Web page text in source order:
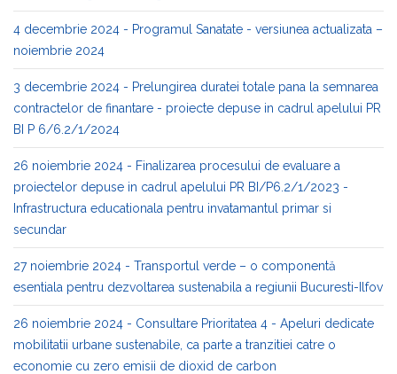
4 decembrie 2024 - Programul Sanatate - versiunea actualizata –
noiembrie 2024
3 decembrie 2024 - Prelungirea duratei totale pana la semnarea
contractelor de finantare - proiecte depuse in cadrul apelului PR
BI P 6/6.2/1/2024
26 noiembrie 2024 - Finalizarea procesului de evaluare a
proiectelor depuse in cadrul apelului PR BI/P6.2/1/2023 -
Infrastructura educationala pentru invatamantul primar si
secundar
27 noiembrie 2024 - Transportul verde – o componentă
esentiala pentru dezvoltarea sustenabila a regiunii Bucuresti-Ilfov
26 noiembrie 2024 - Consultare Prioritatea 4 - Apeluri dedicate
mobilitatii urbane sustenabile, ca parte a tranzitiei catre o
economie cu zero emisii de dioxid de carbon